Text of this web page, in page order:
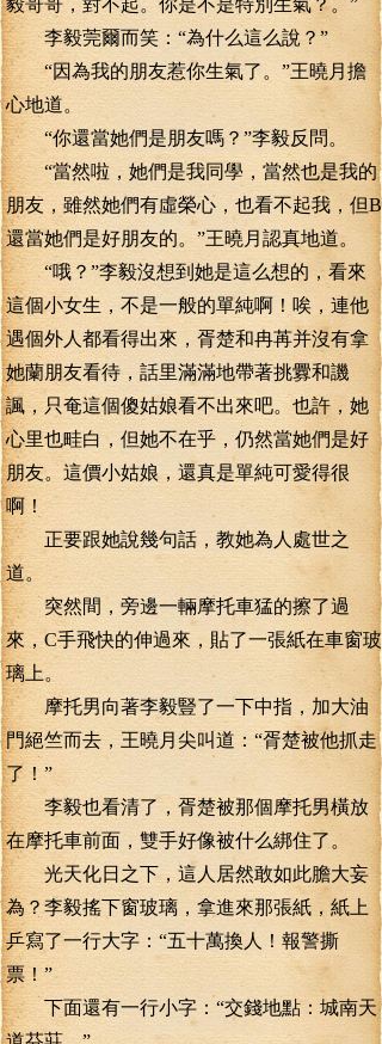
毅哥哥，對不起。你是不是特別生氣？。”
李毅莞爾而笑：“為什么這么說？”
“因為我的朋友惹你生氣了。”王曉月擔
心地道。
“你還當她們是朋友嗎？”李毅反問。
“當然啦，她們是我同學，當然也是我的
朋友，雖然她們有虛榮心，也看不起我，但B
還當她們是好朋友的。”王曉月認真地道。
“哦？”李毅沒想到她是這么想的，看來
這個小女生，不是一般的單純啊！唉，連他
遇個外人都看得出來，胥楚和冉苒并沒有拿
她蘭朋友看待，話里滿滿地帶著挑釁和譏
諷，只奄這個傻姑娘看不出來吧。也許，她
心里也畦白，但她不在乎，仍然當她們是好
朋友。這價小姑娘，還真是單純可愛得很
啊！
正要跟她說幾句話，教她為人處世之
道。
突然間，旁邊一輛摩托車猛的擦了過
來，C手飛快的伸過來，貼了一張紙在車窗玻
璃上。
摩托男向著李毅豎了一下中指，加大油
門絕竺而去，王曉月尖叫道：“胥楚被他抓走
了！”
李毅也看清了，胥楚被那個摩托男橫放
在摩托車前面，雙手好像被什么綁住了。
光天化日之下，這人居然敢如此膽大妄
為？李毅搖下窗玻璃，拿進來那張紙，紙上
乒寫了一行大字：“五十萬換人！報警撕
票！”
下面還有一行小字：“交錢地點：城南天